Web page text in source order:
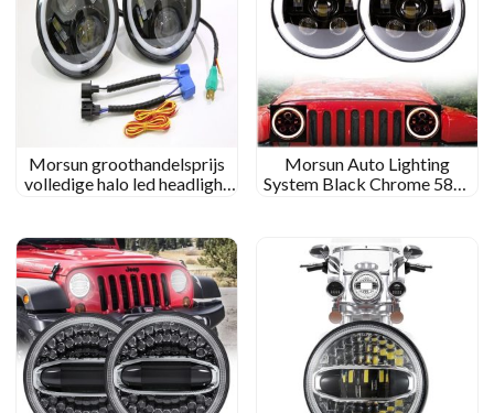
Morsun groothandelsprijs
volledige halo led headlight
Morsun Auto Lighting
System Black Chrome 58W
Unlimited JK 4 Deur